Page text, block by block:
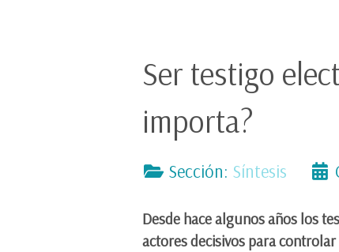
Ser testigo
importa?
Sección: Síntesis
Desde hace algunos años los
actores decisivos para